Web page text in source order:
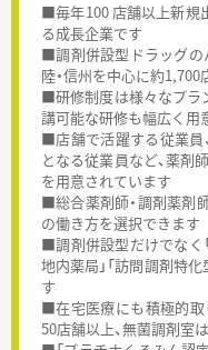
■毎年100 店舗以上新規
る成長企業です
■調剤併設型ドラッグの
陸・信州を中心に約
■研修制度は様々なプラ
講可能な研修も幅広く用
■店舗で活躍する従業員
となる従業員など、薬剤
を用意されています
■総合薬剤師・調剤薬剤
の働き方を選択できます
■調剤併設型だけでなく
地内薬局」「訪問調剤特
す
■在宅医療にも積極的取
50店舗以上、無菌調剤室